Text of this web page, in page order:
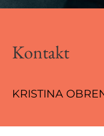
Kontakt
KRISTINA